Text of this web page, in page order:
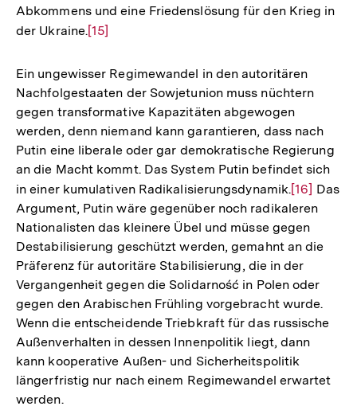
Abkommens und eine Friedenslösung für den Krieg in
der Ukraine.Zur
der
Fußnote
[15]
Ein ungewisser Regimewandel in den autoritären
Nachfolgestaaten der Sowjetunion muss nüchtern
gegen transformative Kapazitäten abgewogen
werden, denn niemand kann garantieren, dass nach
Putin eine liberale oder gar demokratische Regierung
an die Macht kommt. Das System Putin befindet sich
in einer kumulativen Radikalisierungsdynamik.Zur
Auflösung
der
Fußnote
[16] Das
Argument, Putin wäre gegenüber noch radikaleren
Nationalisten das kleinere Übel und müsse gegen
Destabilisierung geschützt werden, gemahnt an die
Präferenz für autoritäre Stabilisierung, die in der
Vergangenheit gegen die Solidarność in Polen oder
gegen den Arabischen Frühling vorgebracht wurde.
Wenn die entscheidende Triebkraft für das russische
Außenverhalten in dessen Innenpolitik liegt, dann
kann kooperative Außen- und Sicherheitspolitik
längerfristig nur nach einem Regimewandel erwartet
werden.